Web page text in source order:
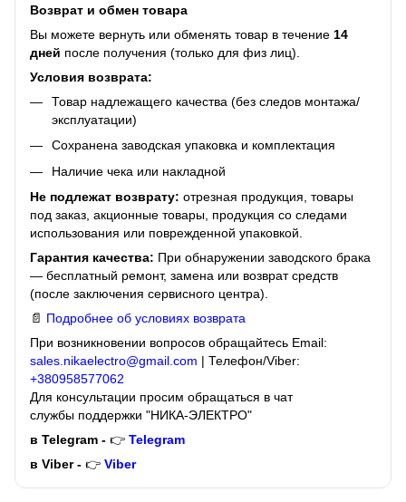
Возврат и обмен товара
Вы можете вернуть или обменять товар в течение 14
дней после получения (только для физ лиц).
Условия возврата:
Товар надлежащего качества (без следов монтажа/
эксплуатации)
Сохранена заводская упаковка и комплектация
Наличие чека или накладной
Не подлежат возврату: отрезная продукция, товары
под заказ, акционные товары, продукция со следами
использования или поврежденной упаковкой.
Гарантия качества: При обнаружении заводского брака
— бесплатный ремонт, замена или возврат средств
(после заключения сервисного центра).
📄 Подробнее об условиях возврата
При возникновении вопросов обращайтесь Email:
sales.nikaelectro@gmail.com | Телефон/Viber:
+380958577062
Для консультации просим обращаться в чат
службы поддержки "НИКА-ЭЛЕКТРО"
в Telegram - 👉 Telegram
в Viber - 👉 Viber